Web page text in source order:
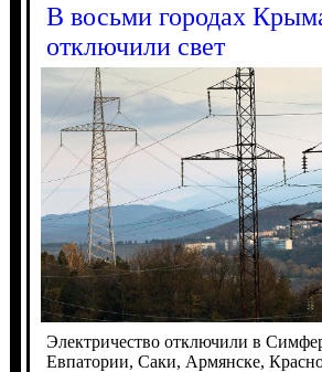
В восьми городах
отключили свет
Электричество отключили в
Евпатории, Саки, Армянске,